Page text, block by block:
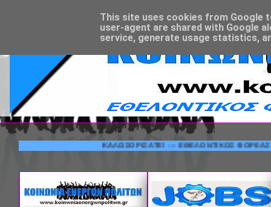
ΚΑΛΩΣΟΡΙΣΑΤΕ! --- ΕΘΕΛΟΝΤΙΚΟΣ ΦΟΡΕΑΣ
This site uses cookies from Google
user-agent are shared with Google
service, generate usage statistics,